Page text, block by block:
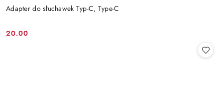
Adapter do słuchawek Typ-C, Type-C
Cena:
20.00